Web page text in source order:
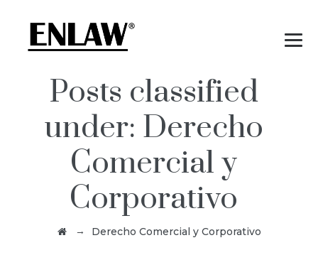
Posts classified
under: Derecho
Comercial y
Corporativo
→ Derecho Comercial y Corporativo